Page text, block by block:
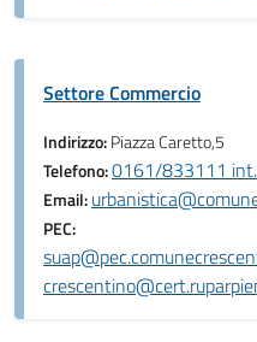
Settore Commercio
Indirizzo:Piazza Caretto,5
Telefono:0161/833111
Email:
PEC: